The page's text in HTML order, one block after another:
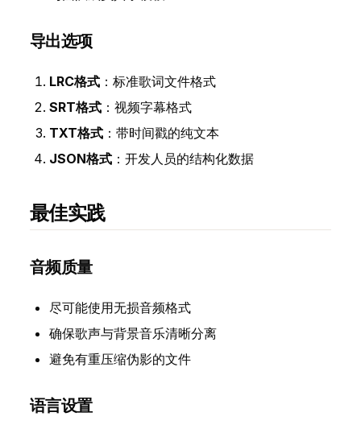
导出选项
LRC格式：标准歌词文件格式
SRT格式：视频字幕格式
TXT格式：带时间戳的纯文本
JSON格式：开发人员的结构化数据
最佳实践
音频质量
尽可能使用无损音频格式
确保歌声与背景音乐清晰分离
避免有重压缩伪影的文件
语言设置